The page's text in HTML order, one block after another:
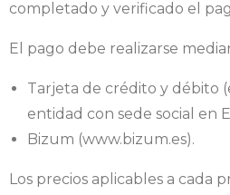
completado y verificado el
El pago debe realizarse
Tarjeta de crédito y débito
entidad con sede social en
Bizum (www.bizum.es).
Los precios aplicables a cada